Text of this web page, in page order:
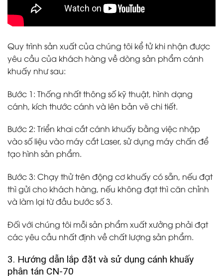
Quy trình sản xuất của chúng tôi kể tử khi nhận được
yêu cầu của khách hàng về dòng sản phẩm cánh
khuấy như sau:
Bước 1: Thống nhất thông số kỹ thuật, hình dạng
cánh, kích thước cánh và lên bản vẽ chi tiết.
Bước 2: Triển khai cắt cánh khuấy bằng việc nhập
vào số liệu vào máy cắt Laser, sử dụng máy chấn để
tạo hình sản phẩm.
Bước 3: Chạy thử trên động cơ khuấy có sẵn, nếu đạt
thì gửi cho khách hàng, nếu không đạt thì căn chỉnh
và làm lại từ đầu bước số 3.
Đối với chúng tôi mỗi sản phẩm xuất xưởng phải đạt
các yêu cầu nhất định về chất lượng sản phẩm.
3. Hướng dẫn lắp đặt và sử dụng cánh khuấy
phân tán CN-70